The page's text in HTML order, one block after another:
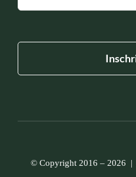
© Copyright 2016 – 2026 |